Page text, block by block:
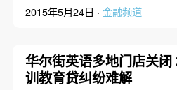
2015年5月24日 · 金融频道
华尔街英语多地门店关闭
训教育贷纠纷难解